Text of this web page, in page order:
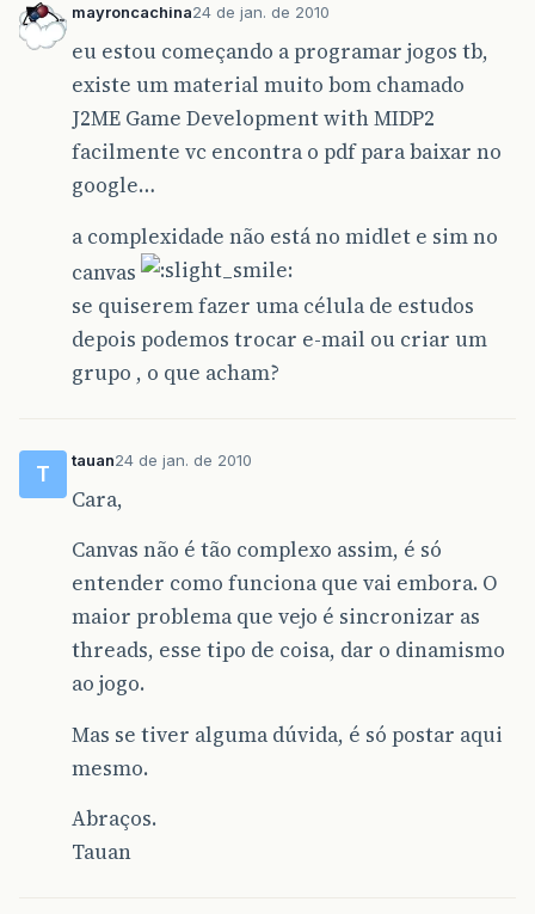
mayroncachina24 de jan. de 2010
eu estou começando a programar jogos tb,
existe um material muito bom chamado
J2ME Game Development with MIDP2
facilmente vc encontra o pdf para baixar no
google…
a complexidade não está no midlet e sim no
canvas
se quiserem fazer uma célula de estudos
depois podemos trocar e-mail ou criar um
grupo , o que acham?
T
tauan24 de jan. de 2010
Cara,
Canvas não é tão complexo assim, é só
entender como funciona que vai embora. O
maior problema que vejo é sincronizar as
threads, esse tipo de coisa, dar o dinamismo
ao jogo.
Mas se tiver alguma dúvida, é só postar aqui
mesmo.
Abraços.
Tauan